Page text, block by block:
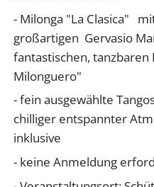
- Milonga "La Clasica"
großartigen Gervasio
fantastischen,
Milonguero"
- fein ausgewählte
chilliger entspannter
inklusive
- keine Anmeldung